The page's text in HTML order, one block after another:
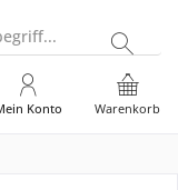
Warenkorb
Konto